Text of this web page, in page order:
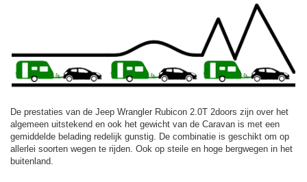
De prestaties van de Jeep Wrangler Rubicon 2.0T 2doors zijn over het
algemeen uitstekend en ook het gewicht van de Caravan is met een
gemiddelde belading redelijk gunstig. De combinatie is geschikt om op
allerlei soorten wegen te rijden. Ook op steile en hoge bergwegen in het
buitenland.